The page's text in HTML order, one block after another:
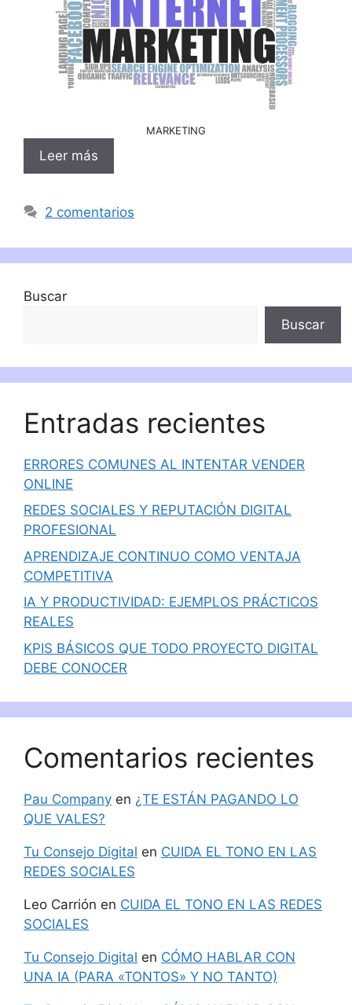
MARKETING
Leer más
2 comentarios
Buscar
Buscar
Entradas recientes
ERRORES COMUNES AL INTENTAR VENDER
ONLINE
REDES SOCIALES Y REPUTACIÓN DIGITAL
PROFESIONAL
APRENDIZAJE CONTINUO COMO VENTAJA
COMPETITIVA
IA Y PRODUCTIVIDAD: EJEMPLOS PRÁCTICOS
REALES
KPIS BÁSICOS QUE TODO PROYECTO DIGITAL
DEBE CONOCER
Comentarios recientes
Pau Company en ¿TE ESTÁN PAGANDO LO
QUE VALES?
Tu Consejo Digital en CUIDA EL TONO EN LAS
REDES SOCIALES
Leo Carrión en CUIDA EL TONO EN LAS REDES
SOCIALES
Tu Consejo Digital en CÓMO HABLAR CON
UNA IA (PARA «TONTOS» Y NO TANTO)